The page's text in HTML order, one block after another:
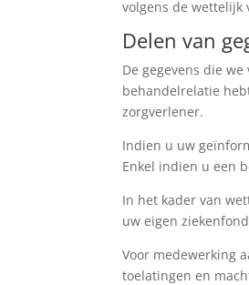
volgens de wettelijk
Delen van
De gegevens die
behandelrelatie
zorgverlener.
Indien u uw
Enkel indien u een
In het kader van
uw eigen
Voor medewerking
toelatingen en